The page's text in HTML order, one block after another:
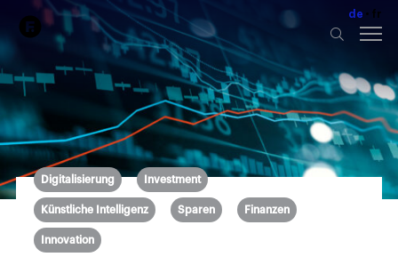
de fr
Digitalisierung Investment
Künstliche Intelligenz Sparen Finanzen
Innovation